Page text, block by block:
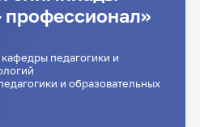
профессионал»